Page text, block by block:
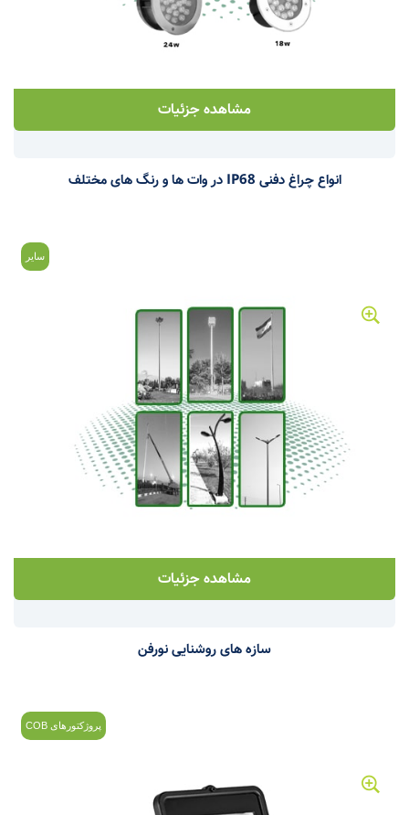
مشاهده جزئیات
انواع چراغ دفنی IP68 در وات ها و رنگ های مختلف
سایر
مشاهده جزئیات
سازه های روشنایی نورفن
پروژکتورهای COB